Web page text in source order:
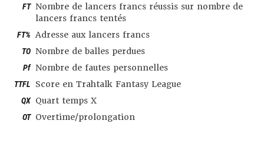
FT Nombre de lancers francs réussis sur nombre de
lancers francs tentés
FT% Adresse aux lancers francs
TO Nombre de balles perdues
Pf Nombre de fautes personnelles
TTFL Score en Trahtalk Fantasy League
QX Quart temps X
OT Overtime/prolongation